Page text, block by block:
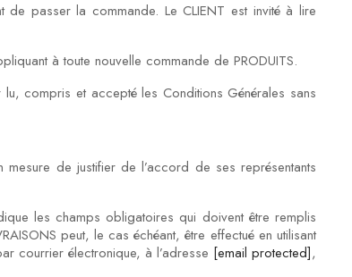
de passer la commande. Le CLIENT est invité à lire
à toute nouvelle commande de PRODUITS.
compris et accepté les Conditions Générales sans
de justifier de l’accord de ses représentants
les champs obligatoires qui doivent être remplis
peut, le cas échéant, être effectué en utilisant
courrier électronique, à l’adresse [email protected],